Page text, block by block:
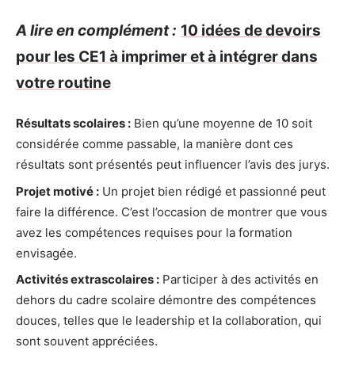
A lire en complément : 10 idées de devoirs
pour les CE1 à imprimer et à intégrer dans
votre routine
Résultats scolaires : Bien qu’une moyenne de 10 soit
considérée comme passable, la manière dont ces
résultats sont présentés peut influencer l’avis des jurys.
Projet motivé : Un projet bien rédigé et passionné peut
faire la différence. C’est l’occasion de montrer que vous
avez les compétences requises pour la formation
envisagée.
Activités extrascolaires : Participer à des activités en
dehors du cadre scolaire démontre des compétences
douces, telles que le leadership et la collaboration, qui
sont souvent appréciées.